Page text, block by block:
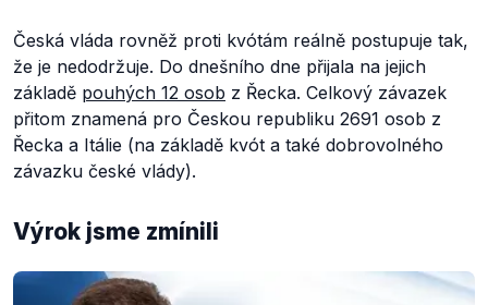
Česká vláda rovněž proti kvótám reálně postupuje tak,
že je nedodržuje. Do dnešního dne přijala na jejich
základě pouhých 12 osob z Řecka. Celkový závazek
přitom znamená pro Českou republiku 2691 osob z
Řecka a Itálie (na základě kvót a také dobrovolného
závazku české vlády).
Výrok jsme zmínili